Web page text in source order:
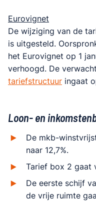
Eurovignet
De wijziging van de
is uitgesteld.
het Eurovignet op 1
verhoogd. De
tariefstructuur ingaat
Loon- en
De mkb-
naar 12,7%.
Tarief box 2 gaat
De eerste schijf
de vrije ruimte